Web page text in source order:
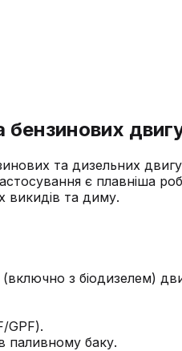
та дизельних
є плавніша
викидів та диму.
з біодизелем)
GPF).
паливному баку.